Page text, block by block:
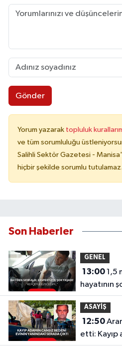
Gönder
Yorum yazarak topluluk
ve tüm sorumluluğu
Salihli Sektör Gazetesi -
hiçbir şekilde sorumlu tutulamaz.
Son Haberler
GENEL
13:001,5 milyona sıfır araba aldı,
hayatının
götürünce
ASAYİŞ
12:50Arama ekipleri kokuyu takip
etti: Kayıp